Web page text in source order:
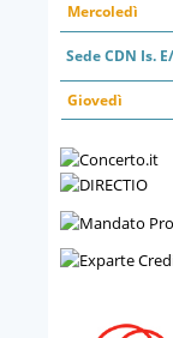
Mercoledì
Sede CDN Is.
Giovedì